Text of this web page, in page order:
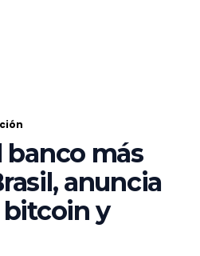
banco más
anuncia
y